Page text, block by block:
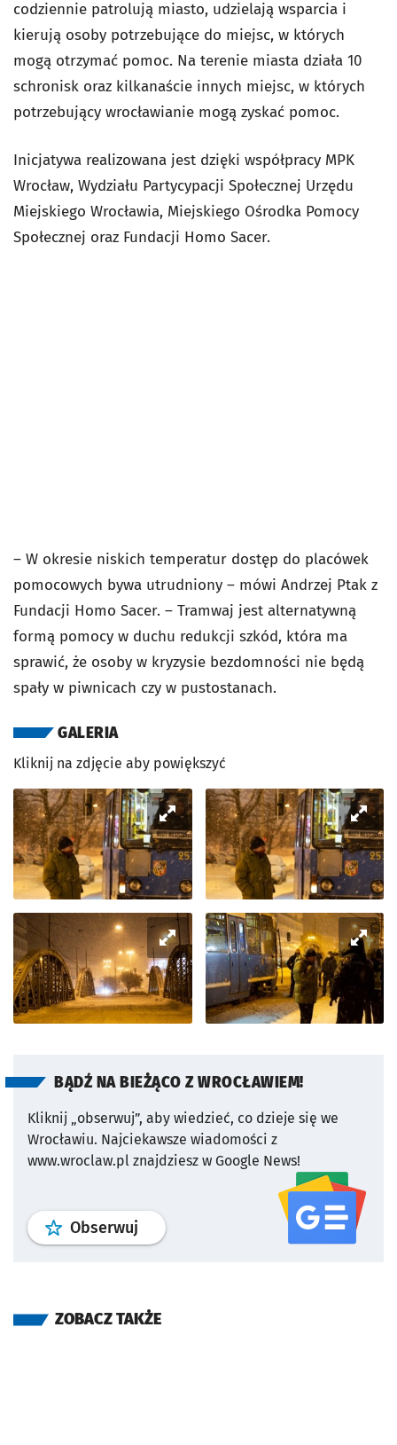
codziennie patrolują miasto, udzielają wsparcia i
kierują osoby potrzebujące do miejsc, w których
mogą otrzymać pomoc. Na terenie miasta działa 10
schronisk oraz kilkanaście innych miejsc, w których
potrzebujący wrocławianie mogą zyskać pomoc.
Inicjatywa realizowana jest dzięki współpracy MPK
Wrocław, Wydziału Partycypacji Społecznej Urzędu
Miejskiego Wrocławia, Miejskiego Ośrodka Pomocy
Społecznej oraz Fundacji Homo Sacer.
– W okresie niskich temperatur dostęp do placówek
pomocowych bywa utrudniony – mówi Andrzej Ptak z
Fundacji Homo Sacer. – Tramwaj jest alternatywną
formą pomocy w duchu redukcji szkód, która ma
sprawić, że osoby w kryzysie bezdomności nie będą
spały w piwnicach czy w pustostanach.
GALERIA
Kliknij na zdjęcie aby powiększyć
BĄDŹ NA BIEŻĄCO Z WROCŁAWIEM!
Kliknij „obserwuj”, aby wiedzieć, co dzieje się we
Wrocławiu. Najciekawsze wiadomości z
www.wroclaw.pl znajdziesz w Google News!
Obserwuj profil serwisu
ZOBACZ TAKŻE